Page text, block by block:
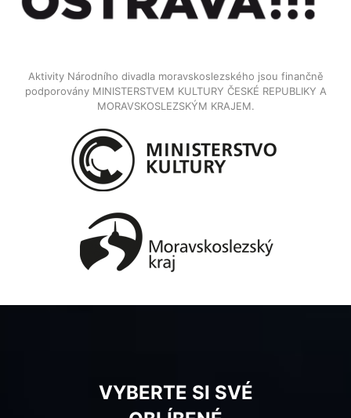
Aktivity Národního divadla moravskoslezského jsou finančně
podporovány MINISTERSTVEM KULTURY ČESKÉ REPUBLIKY A
MORAVSKOSLEZSKÝM KRAJEM.
VYBERTE SI SVÉ